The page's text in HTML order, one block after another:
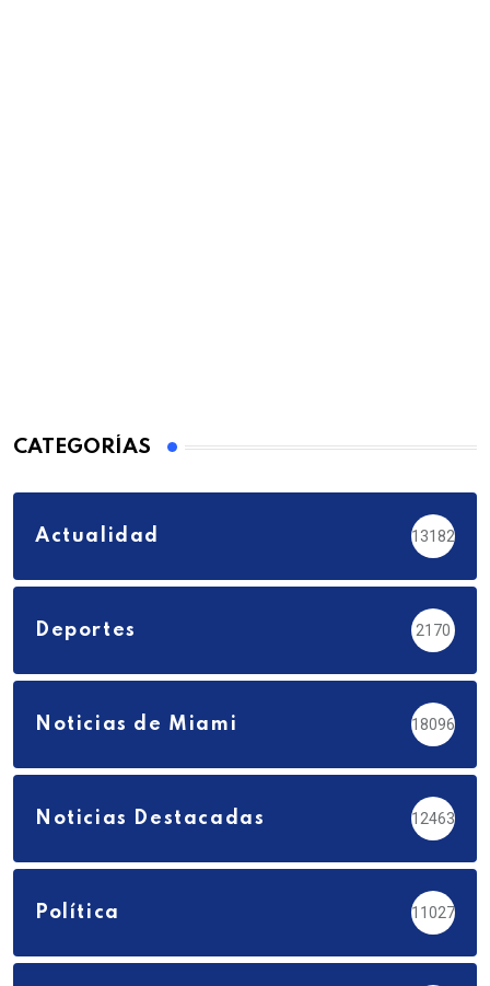
CATEGORÍAS
Actualidad 13182
Deportes 2170
Noticias de Miami 18096
Noticias Destacadas 12463
Política 11027